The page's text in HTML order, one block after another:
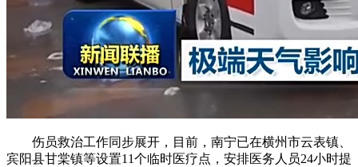
伤员救治工作同步展开，目前，南宁已在横州市云表镇、
宾阳县甘棠镇等设置11个临时医疗点，安排医务人员24小时提